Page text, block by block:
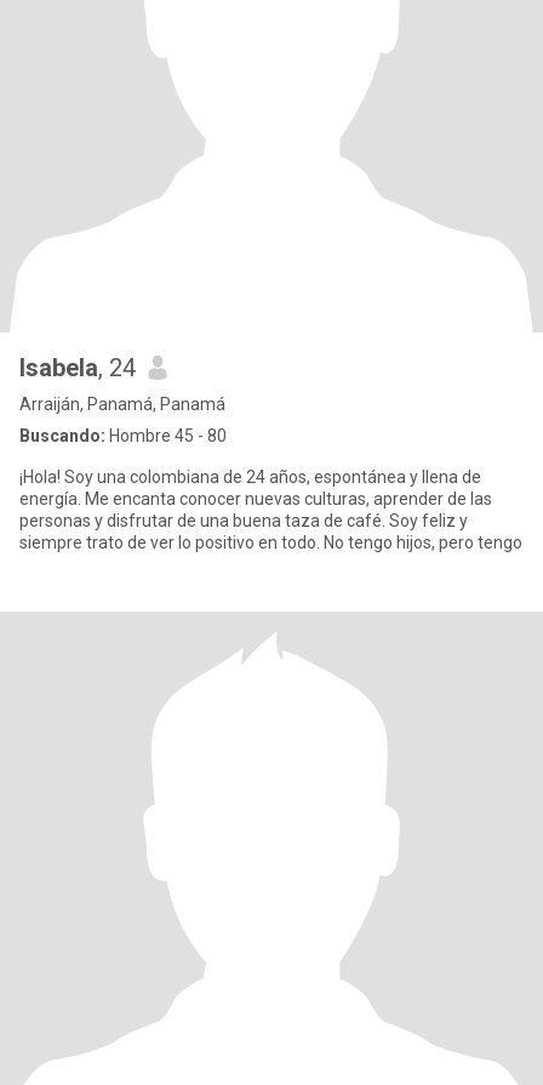
Isabela, 24
Arraiján, Panamá, Panamá
Buscando: Hombre 45 - 80
¡Hola! Soy una colombiana de 24 años, espontánea y llena de
energía. Me encanta conocer nuevas culturas, aprender de las
personas y disfrutar de una buena taza de café. Soy feliz y
siempre trato de ver lo positivo en todo. No tengo hijos, pero tengo